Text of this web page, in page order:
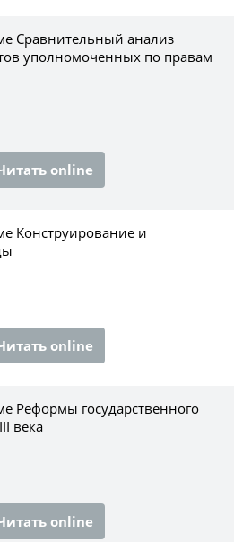
Сравнительный анализ
уполномоченных по правам
online
Конструирование и
online
Реформы государственного
века
online